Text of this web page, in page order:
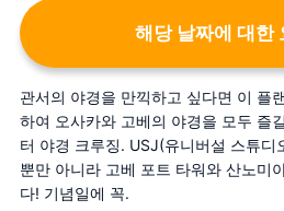
해당 날짜에 대한
관서의 야경을 만끽하고 싶다면 이 플
하여 오사카와 고베의 야경을 모두 즐
터 야경 크루징. USJ(유니버설 스튜디
뿐만 아니라 고베 포트 타워와 산노미
다! 기념일에 꼭.